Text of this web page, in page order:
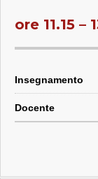
ore 11.15 –